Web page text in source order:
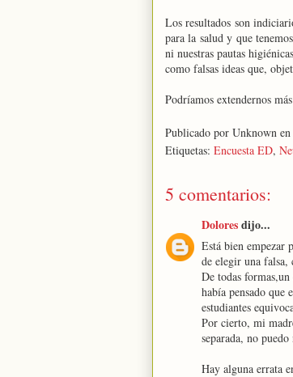
Los resultados son
para la salud y que
ni nuestras pautas
como falsas ideas que,
Podríamos extendernos
Publicado por Unknown en
Etiquetas: Encuesta ED,
5 comentarios:
Doloresdijo...
Está bien empezar
de elegir una falsa,
De todas
había pensado
estudiantes
Por cierto, mi
separada, no
Hay alguna errata